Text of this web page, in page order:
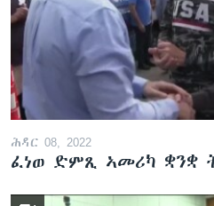
ሕዳር 08, 2022
ፈነወ ድምጺ ኣመሪካ ቋንቋ